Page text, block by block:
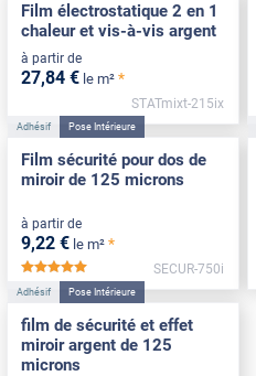
Film électrostatique 2 en 1
chaleur et vis-à-vis argent
à partir de
27,84 € le m² *
STATmixt-215ix
Adhésif Pose Intérieure
Film sécurité pour dos de
miroir de 125 microns
à partir de
9,22 € le m² *
*****
SECUR-750i
Adhésif Pose Intérieure
film de sécurité et effet
miroir argent de 125
microns